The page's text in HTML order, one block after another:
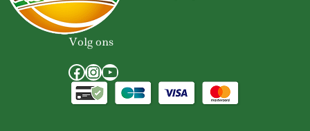
Volg ons
Facebook
Instagram
YouTube